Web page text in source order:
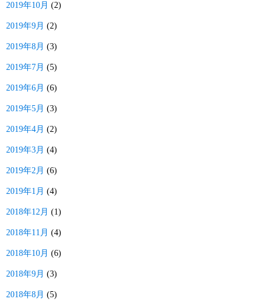
2019年10月 (2)
2019年9月 (2)
2019年8月 (3)
2019年7月 (5)
2019年6月 (6)
2019年5月 (3)
2019年4月 (2)
2019年3月 (4)
2019年2月 (6)
2019年1月 (4)
2018年12月 (1)
2018年11月 (4)
2018年10月 (6)
2018年9月 (3)
2018年8月 (5)